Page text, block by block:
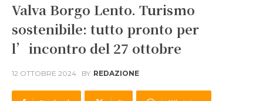
Valva Borgo Lento. Turismo
sostenibile: tutto pronto per
l’incontro del 27 ottobre
12 OTTOBRE 2024 BY REDAZIONE